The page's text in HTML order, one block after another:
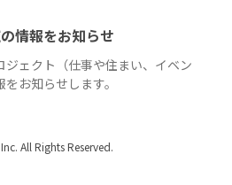
情報をお知らせ
ジェクト（仕事や住まい、イベン
お知らせします。
All Rights Reserved.